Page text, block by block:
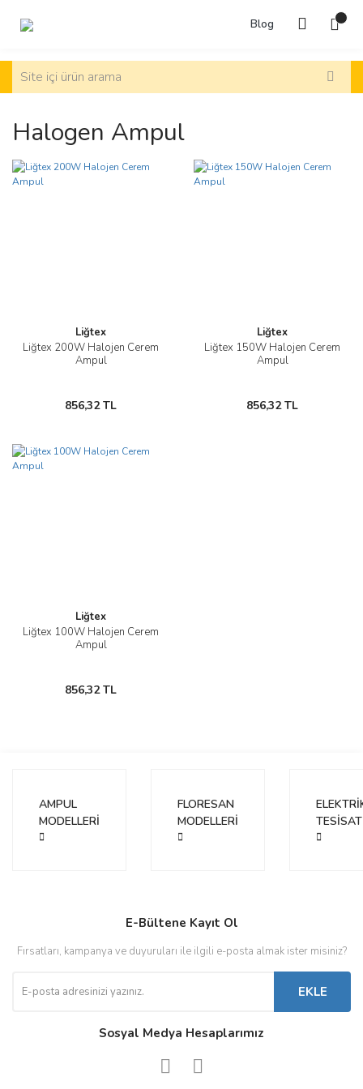
Blog
Halogen Ampul
Liğtex
Liğtex 200W Halojen Cerem
Ampul
856,32 TL
Liğtex
Liğtex 150W Halojen Cerem
Ampul
856,32 TL
Liğtex
Liğtex 100W Halojen Cerem
Ampul
856,32 TL
AMPUL
MODELLERİ
FLORESAN
MODELLERİ
TESİSAT
E-Bültene Kayıt Ol
Fırsatları, kampanya ve duyuruları ile ilgili e-posta almak ister misiniz?
EKLE
Sosyal Medya Hesaplarımız